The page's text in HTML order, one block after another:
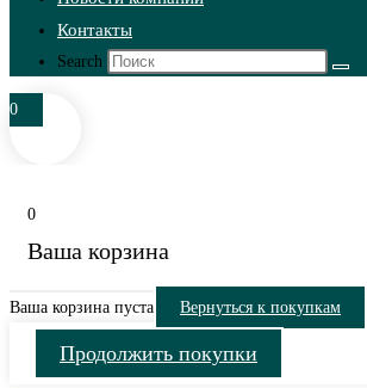
Контакты
Search
0
0
Ваша корзина
Ваша корзина пуста Вернуться к покупкам
Продолжить покупки